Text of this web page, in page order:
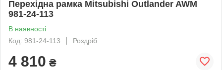
Перехідна рамка Mitsubishi Outlander AWM
981-24-113
В наявності
Код: 981-24-113
Роздріб
4 810 ₴